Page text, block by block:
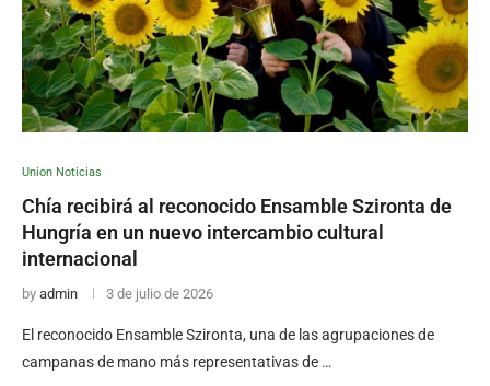
Union Noticias
Chía recibirá al reconocido Ensamble Szironta de
Hungría en un nuevo intercambio cultural
internacional
by admin 3 de julio de 2026
El reconocido Ensamble Szironta, una de las agrupaciones de
campanas de mano más representativas de …